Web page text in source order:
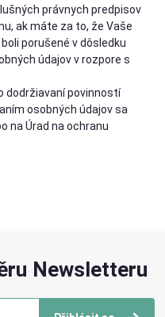
právnych predpisov
ak máte za to, že Vaše
porušené v dôsledku
údajov v rozpore s
dodržiavaní povinností
osobných údajov sa
na Úrad na ochranu
Newsletteru